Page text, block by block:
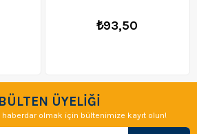
₺93,50
ÜYELİĞİ
haberdar olmak için bültenimize kayıt olun!